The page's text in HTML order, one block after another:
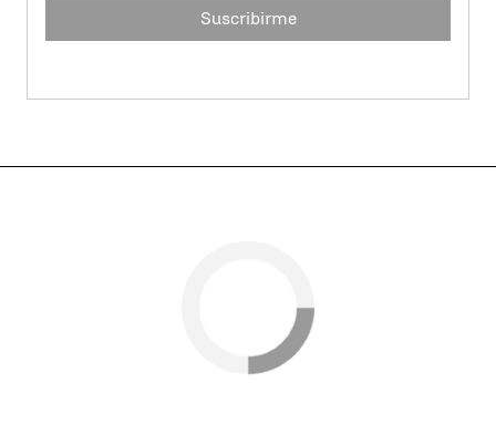
Suscribirme